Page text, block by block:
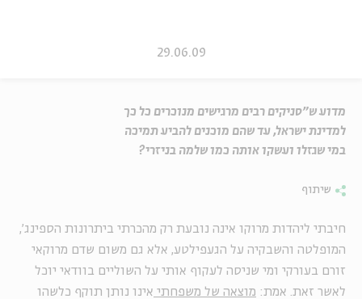
29.06.09
מדוע ש"סניקים רבים מרגישים מנוכרים כל כך
למדינת ישראל, עד שהם מוכנים להביע תמיכה
במי שגזלו ועשקו אותה כמו שלמה בניזרי?
שיתוף
חיבתי ליהדות מרוקו אינה נובעת רק מהכרתי ביתרונות הספינג',
המופלטה והשבקיה על הגעפילטע, אלא גם משום שדם מרוקאי
זורם בעורקי ומי שניסה לעקוף אותי על השוליים בוודאי יוכל
לאשר זאת. אמת: מוצאה של משפחתי אינו נותן תוקף כלשהו